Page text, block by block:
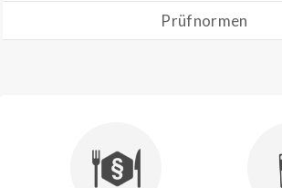
Prüfnormen